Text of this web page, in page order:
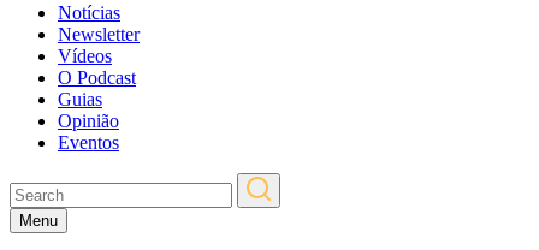
Notícias
Newsletter
Vídeos
O Podcast
Guias
Opinião
Eventos
Menu